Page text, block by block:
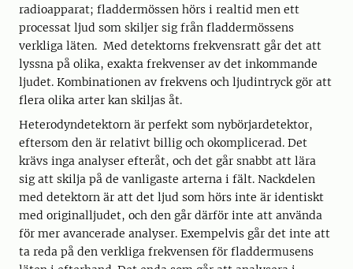
radioapparat; fladdermössen hörs i realtid men ett
processat ljud som skiljer sig från fladdermössens
verkliga läten. Med detektorns frekvensratt går det att
lyssna på olika, exakta frekvenser av det inkommande
ljudet. Kombinationen av frekvens och ljudintryck gör att
flera olika arter kan skiljas åt.
Heterodyndetektorn är perfekt som nybörjardetektor,
eftersom den är relativt billig och okomplicerad. Det
krävs inga analyser efteråt, och det går snabbt att lära
sig att skilja på de vanligaste arterna i fält. Nackdelen
med detektorn är att det ljud som hörs inte är identiskt
med originalljudet, och den går därför inte att använda
för mer avancerade analyser. Exempelvis går det inte att
ta reda på den verkliga frekvensen för fladdermusens